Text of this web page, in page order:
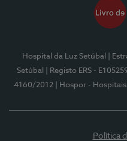
Hospital da Luz Setúbal
|
Setúbal
| Registo ERS -
4160/2012
| Hospor -
Política